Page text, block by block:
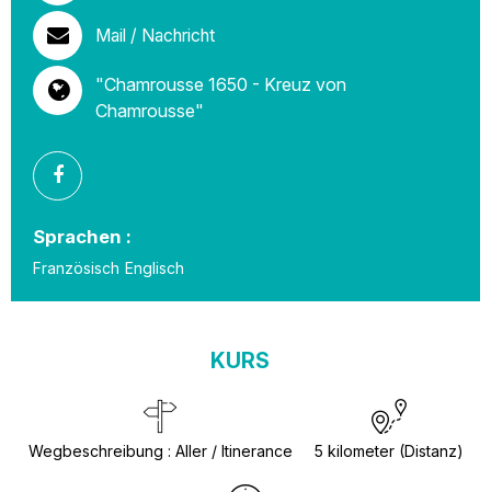
Mail / Nachricht
"Chamrousse 1650 - Kreuz von
Chamrousse"
Sprachen :
Französisch Englisch
KURS
Wegbeschreibung : Aller / Itinerance 5 kilometer (Distanz)